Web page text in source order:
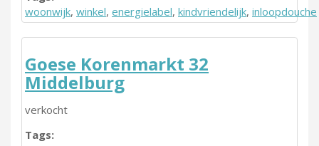
woonwijk, winkel, energielabel, kindvriendelijk, inloopdouche
Goese Korenmarkt 32
Middelburg
verkocht
Tags: